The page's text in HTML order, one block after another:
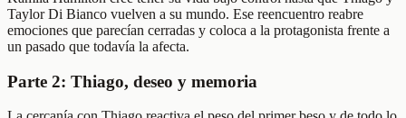
Taylor Di Bianco vuelven a su mundo. Ese reencuentro reabre
emociones que parecían cerradas y coloca a la protagonista frente a
un pasado que todavía la afecta.
Parte 2: Thiago, deseo y memoria